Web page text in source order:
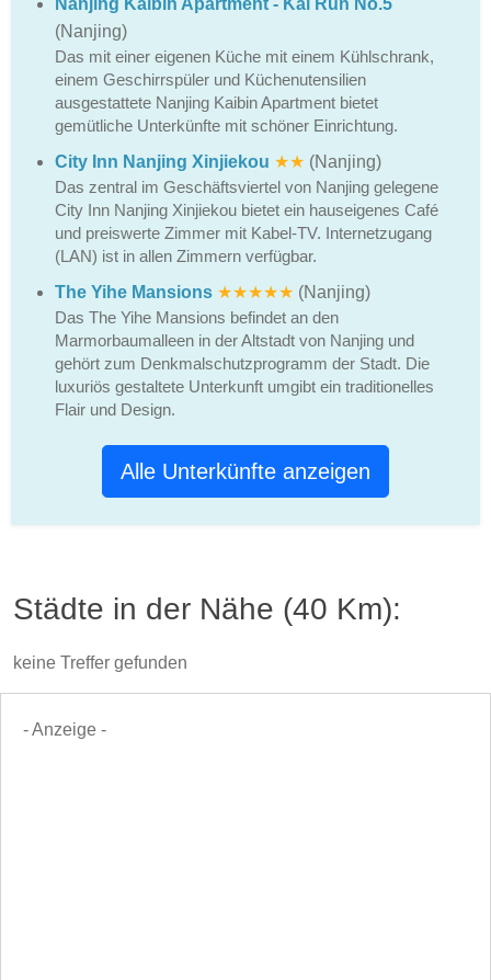
Nanjing Kaibin Apartment - Kai Run No.5
(Nanjing)
Das mit einer eigenen Küche mit einem Kühlschrank,
einem Geschirrspüler und Küchenutensilien
ausgestattete Nanjing Kaibin Apartment bietet
gemütliche Unterkünfte mit schöner Einrichtung.
City Inn Nanjing Xinjiekou ★★ (Nanjing)
Das zentral im Geschäftsviertel von Nanjing gelegene
City Inn Nanjing Xinjiekou bietet ein hauseigenes Café
und preiswerte Zimmer mit Kabel-TV. Internetzugang
(LAN) ist in allen Zimmern verfügbar.
The Yihe Mansions ★★★★★ (Nanjing)
Das The Yihe Mansions befindet an den
Marmorbaumalleen in der Altstadt von Nanjing und
gehört zum Denkmalschutzprogramm der Stadt. Die
luxuriös gestaltete Unterkunft umgibt ein traditionelles
Flair und Design.
Alle Unterkünfte anzeigen
Städte in der Nähe (40 Km):
keine Treffer gefunden
- Anzeige -